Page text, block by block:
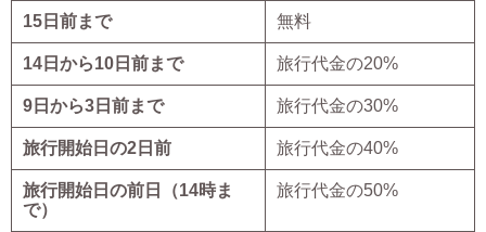
15日前まで
無料
14日から10日前まで 旅行代金の20%
9日から3日前まで 旅行代金の30%
旅行開始日の2日前 旅行代金の40%
旅行開始日の前日（14時ま
で）
旅行代金の50%